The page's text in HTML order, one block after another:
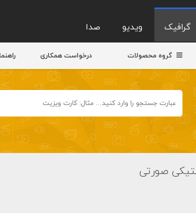
گرافیک ویدیو صدا
گروه محصولات درخواست همکاری
صورتی